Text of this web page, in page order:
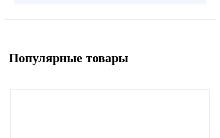
Популярные товары